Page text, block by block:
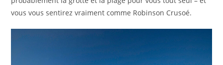
vous vous sentirez vraiment comme Robinson Crusoé.